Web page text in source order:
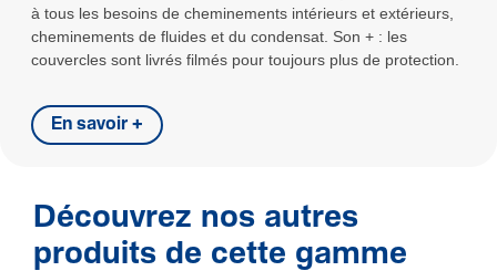
à tous les besoins de cheminements intérieurs et extérieurs,
cheminements de fluides et du condensat. Son + : les
couvercles sont livrés filmés pour toujours plus de protection.
En savoir +
Découvrez nos autres
produits de cette gamme